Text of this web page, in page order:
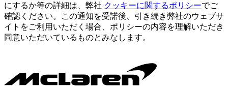
にするか等の詳細は、弊社 クッキーに関するポリシーでご
確認ください。この通知を受諾後、引き続き弊社のウェブサ
イトをご利用いただく場合、ポリシーの内容を理解いただき
同意いただいているものとみなします。